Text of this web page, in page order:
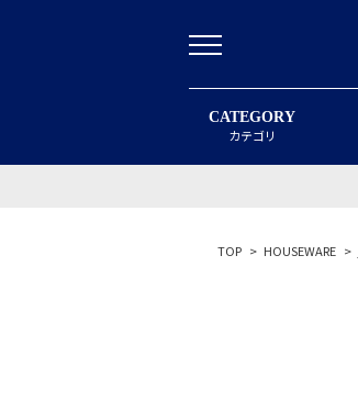
CATEGORY
カテゴリ
TOP > HOUSEWARE >